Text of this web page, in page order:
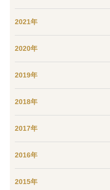
2021年
2020年
2019年
2018年
2017年
2016年
2015年